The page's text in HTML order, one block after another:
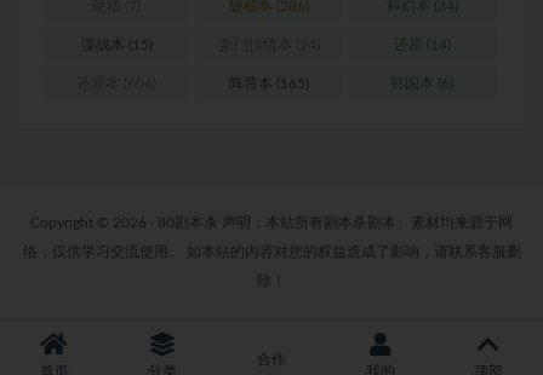
硬核本 (286) 科幻本 (34)
谍战本 (15) 还原 (14)
阵营本 (165) 韩国本 (6)
Copyright © 2026 · 80剧本杀 声明：本站所有剧本杀剧本、素材均来源于网
络，仅供学习交流使用。 如本站的内容对您的权益造成了影响，请联系客服删
除！
首页 分类
合作
我的
顶部